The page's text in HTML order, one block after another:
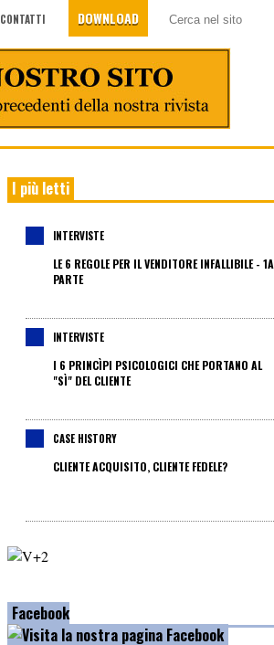
CONTATTI DOWNLOAD
I più letti
INTERVISTE
LE 6 REGOLE PER IL VENDITORE INFALLIBILE - 1A
PARTE
INTERVISTE
I 6 PRINCÌPI PSICOLOGICI CHE PORTANO AL
"SÌ" DEL CLIENTE
CASE HISTORY
CLIENTE ACQUISITO, CLIENTE FEDELE?
Facebook